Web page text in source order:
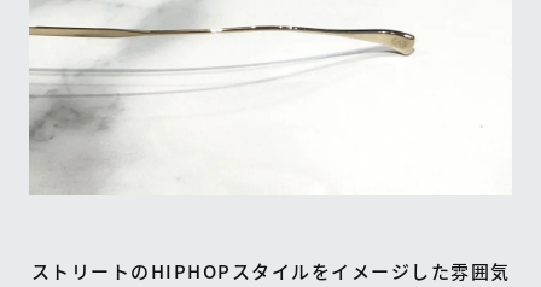
ストリートのHIPHOPスタイルをイメージした雰囲気